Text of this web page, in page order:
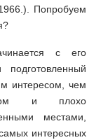
Попробуем
с его
интересом, чем
и плохо
местами,
интересных